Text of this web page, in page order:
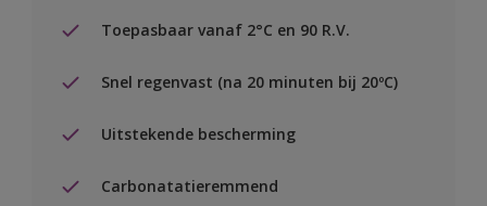
Toepasbaar vanaf 2°C en 90 R.V.
Snel regenvast (na 20 minuten bij 20ºC)
Uitstekende bescherming
Carbonatatieremmend